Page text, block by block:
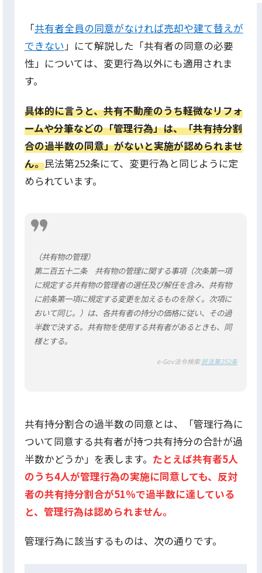
「共有者全員の同意がなければ売却や建て替えが
できない」にて解説した「共有者の同意の必要
性」については、変更行為以外にも適用されま
す。
具体的に言うと、共有不動産のうち軽微なリフォ
ームや分筆などの「管理行為」は、「共有持分割
合の過半数の同意」がないと実施が認められませ
ん。民法第252条にて、変更行為と同じように定
められています。
（共有物の管理）
第二百五十二条 共有物の管理に関する事項（次条第一項
に規定する共有物の管理者の選任及び解任を含み、共有物
に前条第一項に規定する変更を加えるものを除く。次項に
おいて同じ。）は、各共有者の持分の価格に従い、その過
半数で決する。共有物を使用する共有者があるときも、同
様とする。
e-Gov法令検索 民法第252条
共有持分割合の過半数の同意とは、「管理行為に
ついて同意する共有者が持つ共有持分の合計が過
半数かどうか」を表します。 たとえば共有者5人
のうち4人が管理行為の実施に同意しても、反対
者の共有持分割合が51％で過半数に達している
と、管理行為は認められません。
管理行為に該当するものは、次の通りです。